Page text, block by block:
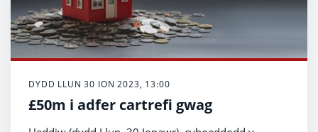
DYDD LLUN 30 ION 2023, 13:00
£50m i adfer cartrefi gwag